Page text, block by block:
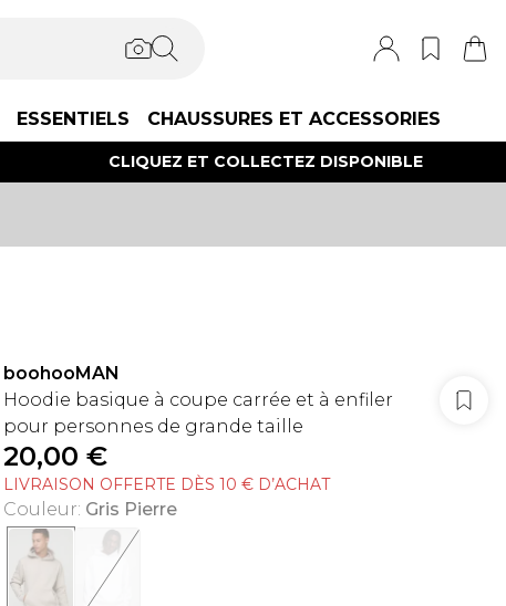
ESSENTIELS CHAUSSURES ET ACCESSORIES
CLIQUEZ ET COLLECTEZ DISPONIBLE
boohooMAN
Hoodie basique à coupe carrée et à enfiler
pour personnes de grande taille
20,00 €
LIVRAISON OFFERTE DÈS 10 € D’ACHAT
Couleur: Gris Pierre